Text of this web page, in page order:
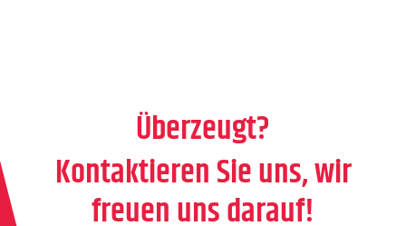
Überzeugt?
Kontaktieren Sie uns, wir
freuen uns darauf!